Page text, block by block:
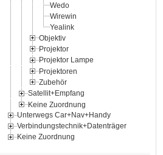
Wedo
Wirewin
Yealink
Objektiv
Projektor
Projektor Lampe
Projektoren
Zubehör
Satellit+Empfang
Keine Zuordnung
Unterwegs Car+Nav+Handy
Verbindungstechnik+Datenträger
Keine Zuordnung